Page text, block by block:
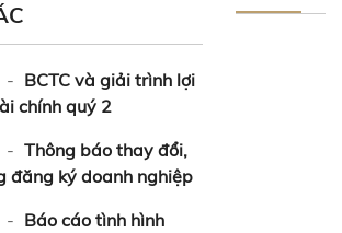
- BCTC và giải trình lợi
chính quý 2
- Thông báo thay đổi,
đăng ký doanh nghiệp
- Báo cáo tình hình